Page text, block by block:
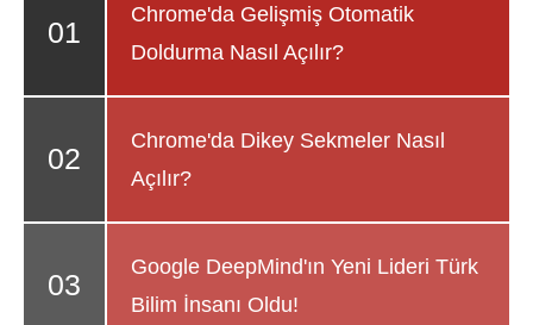
Chrome'da Gelişmiş Otomatik
Doldurma Nasıl Açılır?
Chrome'da Dikey Sekmeler Nasıl
Açılır?
Google DeepMind'ın Yeni Lideri Türk
Bilim İnsanı Oldu!